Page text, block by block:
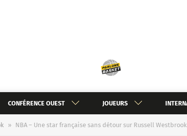
CONFÉRENCE OUEST JOUEURS
» NBA – Une star française sans détour sur Russell